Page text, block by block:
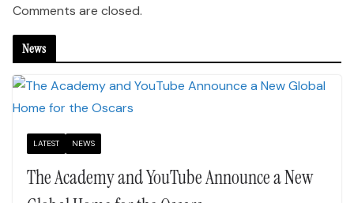
Comments are closed.
News
LATEST NEWS
The Academy and YouTube Announce a New